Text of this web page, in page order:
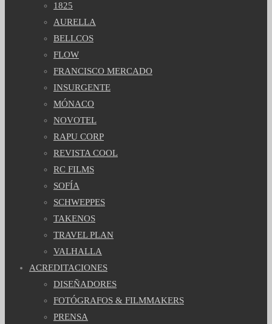
1825
AURELLA
BELLCOS
FLOW
FRANCISCO MERCADO
INSURGENTE
MÓNACO
NOVOTEL
RAPU CORP
REVISTA COOL
RC FILMS
SOFÍA
SCHWEPPES
TAKENOS
TRAVEL PLAN
VALHALLA
ACREDITACIONES
DISEÑADORES
FOTÓGRAFOS & FILMMAKERS
PRENSA